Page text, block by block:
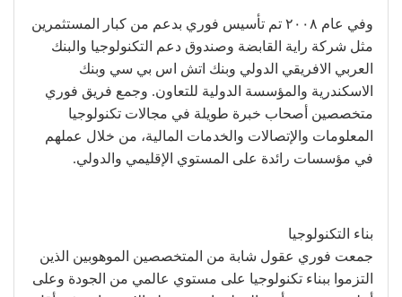
وفي عام ٢٠٠٨ تم تأسيس فوري بدعم من كبار المستثمرين
مثل شركة راية القابضة وصندوق دعم التكنولوجيا والبنك
العربي الافريقي الدولي وبنك اتش اس بي سي وبنك
الاسكندرية والمؤسسة الدولية للتعاون. وجمع فريق فوري
متخصصين أصحاب خبرة طويلة في مجالات تكنولوجيا
المعلومات والإتصالات والخدمات المالية، من خلال عملهم
في مؤسسات رائدة على المستوي الإقليمي والدولي.
بناء التكنولوجيا
جمعت فوري عقول شابة من المتخصصين الموهوبين الذين
التزموا ببناء تكنولوجيا على مستوي عالمي من الجودة وعلى